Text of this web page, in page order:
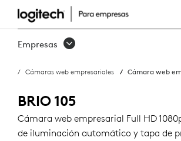
CÁMARA
WEB
BRIO
105
Empresas
Cámaras web empresariales Cámara web
BRIO 105
Cámara web empresarial Full HD
de iluminación automático y tapa de